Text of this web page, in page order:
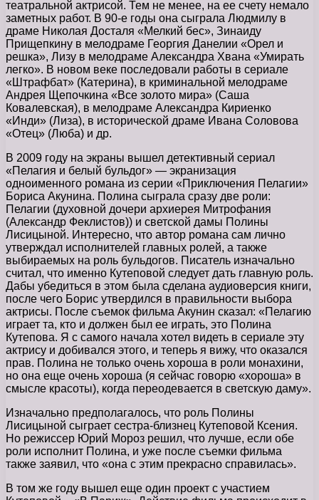
театральной актрисой. Тем не менее, на ее счету немало
заметных работ. В 90-е годы она сыграла Людмилу в
драме Николая Досталя «Мелкий бес», Зинаиду
Прищепкину в мелодраме Георгия Данелии «Орел и
решка», Лизу в мелодраме Александра Хвана «Умирать
легко». В новом веке последовали работы в сериале
«Штрафбат» (Катерина), в криминальной мелодраме
Андрея Щепочкина «Все золото мира» (Саша
Ковалевская), в мелодраме Александра Кириенко
«Инди» (Лиза), в исторической драме Ивана Соловова
«Отец» (Люба) и др.
В 2009 году на экраны вышел детективный сериал
«Пелагия и белый бульдог» — экранизация
одноименного романа из серии «Приключения Пелагии»
Бориса Акунина. Полина сыграла сразу две роли:
Пелагии (духовной дочери архиерея Митрофания
(Александр Феклистов)) и светской дамы Полины
Лисицыной. Интересно, что автор романа сам лично
утверждал исполнителей главных ролей, а также
выбираемых на роль бульдогов. Писатель изначально
считал, что именно Кутеповой следует дать главную роль.
Дабы убедиться в этом была сделана аудиоверсия книги,
после чего Борис утвердился в правильности выбора
актрисы. После съемок фильма Акунин сказал: «Пелагию
играет та, кто и должен был ее играть, это Полина
Кутепова. Я с самого начала хотел видеть в сериале эту
актрису и добивался этого, и теперь я вижу, что оказался
прав. Полина не только очень хороша в роли монахини,
но она еще очень хороша (я сейчас говорю «хороша» в
смысле красоты), когда переодевается в светскую даму».
Изначально предполагалось, что роль Полины
Лисицыной сыграет сестра-близнец Кутеповой Ксения.
Но режиссер Юрий Мороз решил, что лучше, если обе
роли исполнит Полина, и уже после съемки фильма
также заявил, что «она с этим прекрасно справилась».
В том же году вышел еще один проект с участием